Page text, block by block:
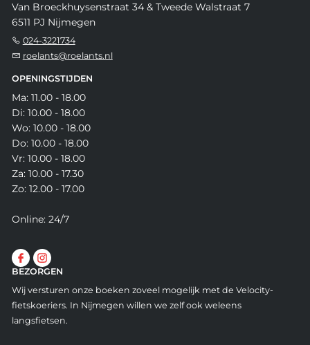
Van Broeckhuysenstraat 34 & Tweede Walstraat 7
6511 PJ Nijmegen
024-3221734
roelants@roelants.nl
OPENINGSTIJDEN
Ma: 11.00 - 18.00
Di: 10.00 - 18.00
Wo: 10.00 - 18.00
Do: 10.00 - 18.00
Vr: 10.00 - 18.00
Za: 10.00 - 17.30
Zo: 12.00 - 17.00
Online: 24/7
BEZORGEN
Wij versturen onze boeken zoveel mogelijk met de Velocity-
fietskoeriers. In Nijmegen willen we zelf ook weleens
langsfietsen.